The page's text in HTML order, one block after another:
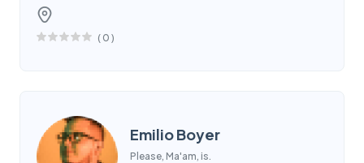
( 0 )
Emilio Boyer
Please, Ma'am, is.